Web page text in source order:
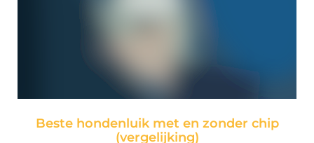
Beste hondenluik met en zonder chip
(vergelijking)